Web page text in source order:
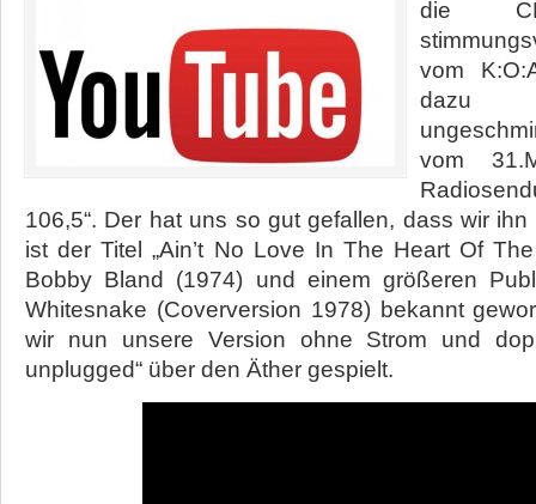
die
vom
dazu
vom
106,5“. Der hat uns so gut gefallen, dass wir
ist der Titel „Ain’t No Love In The Heart Of
Bobby Bland (1974) und einem größeren
Whitesnake (Coverversion 1978) bekannt
wir nun unsere Version ohne Strom und
unplugged“ über den Äther gespielt.